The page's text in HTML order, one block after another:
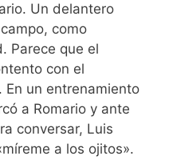
Un delantero
como
Parece que el
con el
un entrenamiento
a Romario y ante
conversar, Luis
a los ojitos».